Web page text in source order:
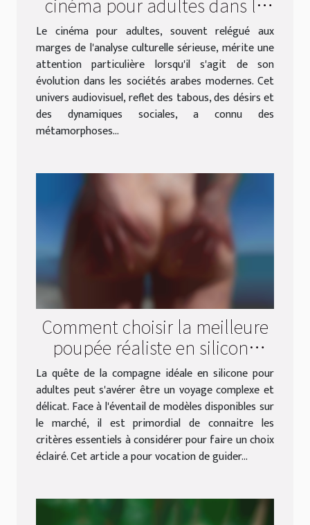
culture arabe moderne
Le cinéma pour adultes, souvent relégué aux
marges de l'analyse culturelle sérieuse, mérite une
attention particulière lorsqu'il s'agit de son
évolution dans les sociétés arabes modernes. Cet
univers audiovisuel, reflet des tabous, des désirs et
des dynamiques sociales, a connu des
métamorphoses...
Comment choisir la meilleure
poupée réaliste en silicone
pour adultes
La quête de la compagne idéale en silicone pour
adultes peut s'avérer être un voyage complexe et
délicat. Face à l'éventail de modèles disponibles sur
le marché, il est primordial de connaitre les
critères essentiels à considérer pour faire un choix
éclairé. Cet article a pour vocation de guider...